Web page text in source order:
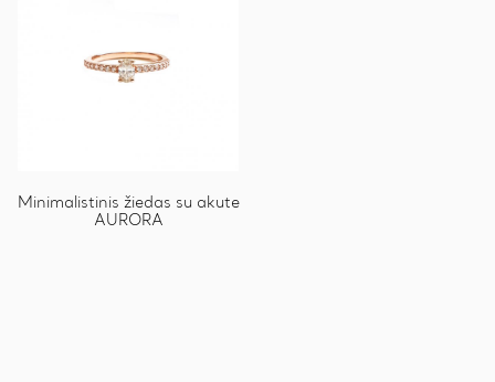
Minimalistinis žiedas su akute
AURORA